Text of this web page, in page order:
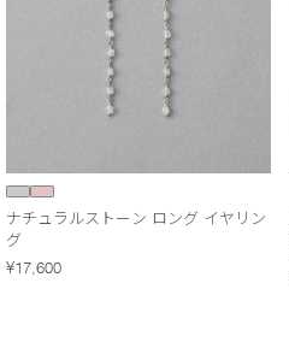
ナチュラルストーン ロング イヤリン
グ
¥17,600